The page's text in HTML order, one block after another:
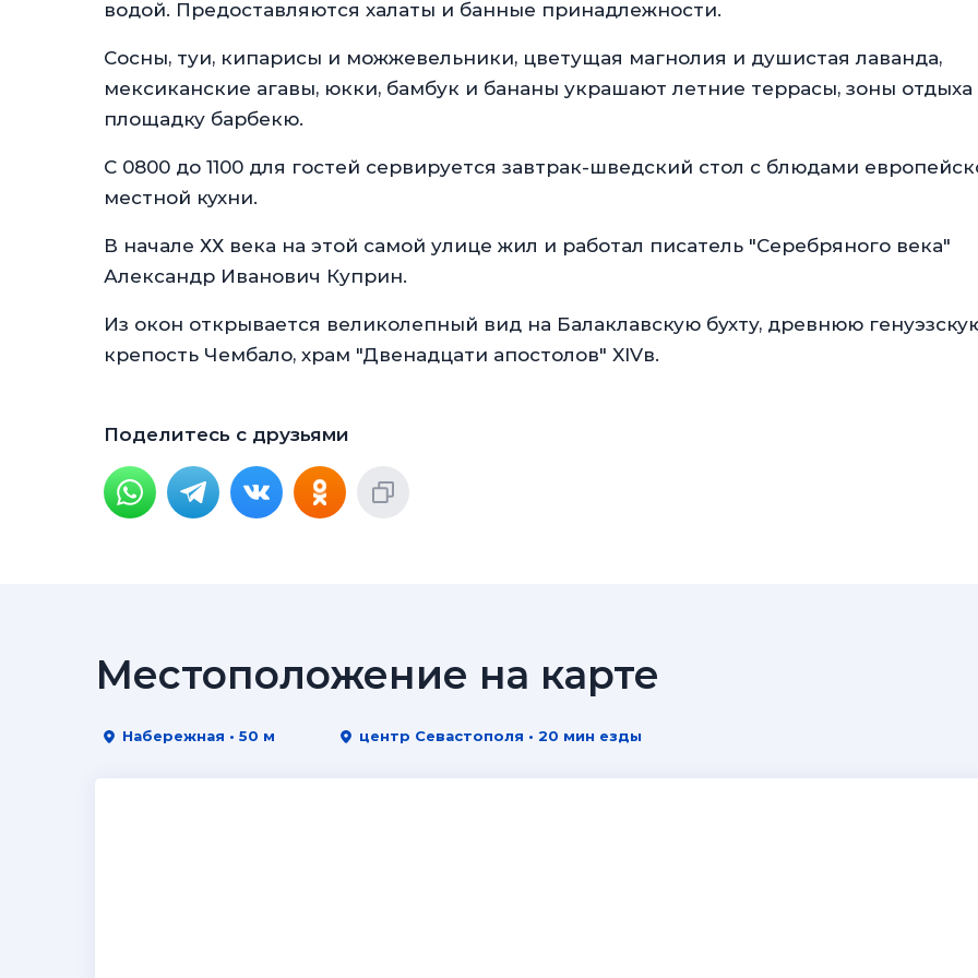
водой. Предоставляются халаты и банные принадлежности.
Сосны, туи, кипарисы и можжевельники, цветущая магнолия и душистая лаванда,
мексиканские агавы, юкки, бамбук и бананы украшают летние террасы, зоны отдыха
площадку барбекю.
С 0800 до 1100 для гостей сервируется завтрак-шведский стол с блюдами
местной кухни.
В начале ХХ века на этой самой улице жил и работал писатель "Серебряного века"
Александр Иванович Куприн.
Из окон открывается великолепный вид на Балаклавскую бухту, древнюю
крепость Чембало, храм "Двенадцати апостолов" XIVв.
Поделитесь с друзьями
Местоположение на карте
Набережная • 50 м центр Севастополя • 20 мин езды